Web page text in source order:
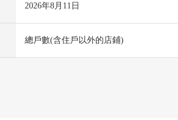
2026年8月11日
總戶數(含住戶以外的店鋪)